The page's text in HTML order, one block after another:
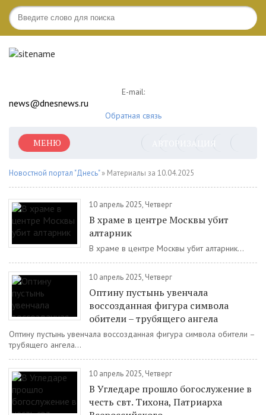
E-mail:
news@dnesnews.ru
Обратная связь
АВТОРИЗАЦИЯ
МЕНЮ
Новостной портал "Днесь"» Материалы за 10.04.2025
10 апрель 2025, Четверг
В храме в центре Москвы убит
алтарник
В храме в центре Москвы убит алтарник...
10 апрель 2025, Четверг
Оптину пустынь увенчала
воссозданная фигура символа
обители – трубящего ангела
Оптину пустынь увенчала воссозданная фигура символа обители –
трубящего ангела...
10 апрель 2025, Четверг
В Угледаре прошло богослужение в
честь свт. Тихона, Патриарха